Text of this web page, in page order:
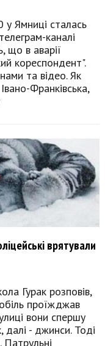
у Ямниці сталась
каналі
що в аварії
кореспондент".
та відео. Як
Франківська,
врятували
Гурак розповів,
проїжджав
вони спершу
далі - джинси. Тоді